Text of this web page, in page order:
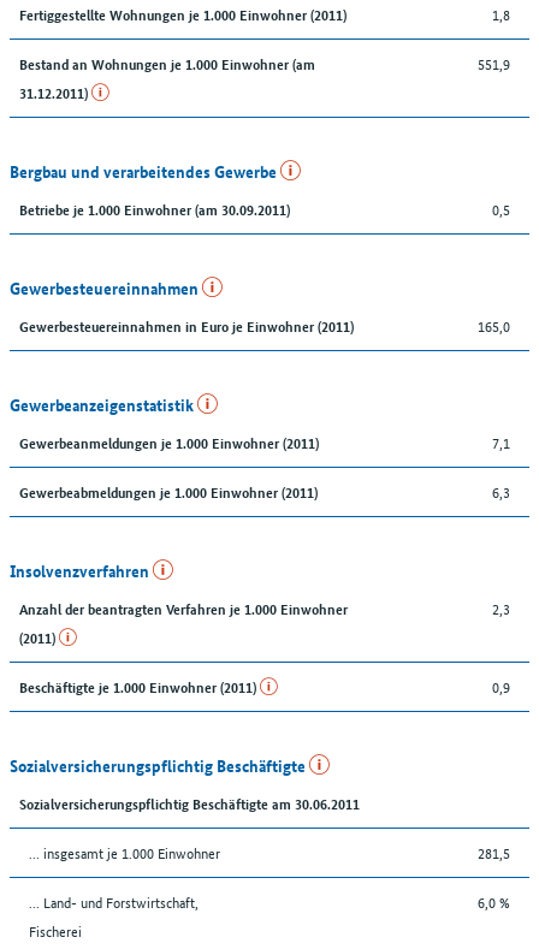
Fertiggestellte Wohnungen je 1.000 Einwohner (2011) 1,8
Bestand an Wohnungen je 1.000 Einwohner (am
31.12.2011)
551,9
Bergbau und verarbeitendes Gewerbe
Betriebe je 1.000 Einwohner (am 30.09.2011) 0,5
Gewerbesteuereinnahmen
Gewerbesteuereinnahmen in Euro je Einwohner (2011) 165,0
Gewerbeanzeigenstatistik
Gewerbeanmeldungen je 1.000 Einwohner (2011) 7,1
Gewerbeabmeldungen je 1.000 Einwohner (2011) 6,3
Insolvenzverfahren
Anzahl der beantragten Verfahren je 1.000 Einwohner
(2011)
2,3
Beschäftigte je 1.000 Einwohner (2011) 0,9
Sozialversicherungspflichtig Beschäftigte
Sozialversicherungspflichtig Beschäftigte am 30.06.2011
... insgesamt je 1.000 Einwohner 281,5
... Land- und Forstwirtschaft,
Fischerei
6,0 %